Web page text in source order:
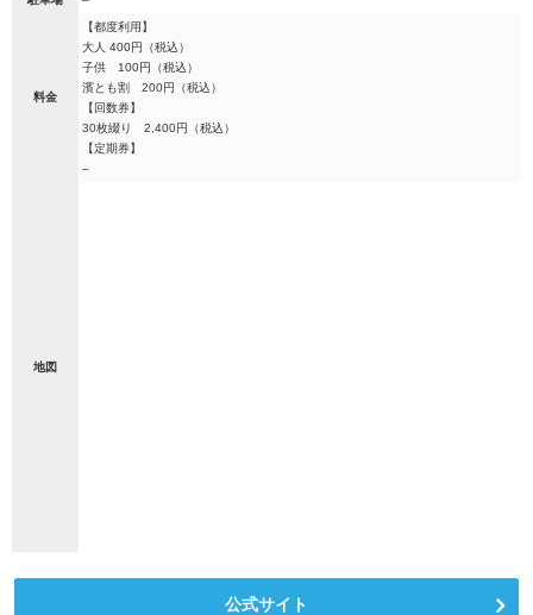
料金
【都度利用】
大人 400円（税込）
子供 100円（税込）
濱とも割 200円（税込）
【回数券】
30枚綴り 2,400円（税込）
【定期券】
–
地図
公式サイト